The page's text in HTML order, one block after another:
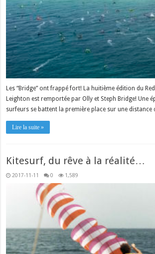
Les “Bridge” ont frappé fort! La huitième édition du
Leighton est remportée par Olly et Steph Bridge! Une
surfeurs se battent la première place sur une distance
Lire la suite »
Kitesurf, du rêve à la réalité…
2017-11-11 0 1,589